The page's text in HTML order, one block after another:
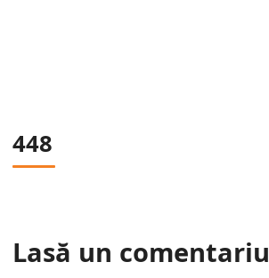
448
Lasă un comentariu